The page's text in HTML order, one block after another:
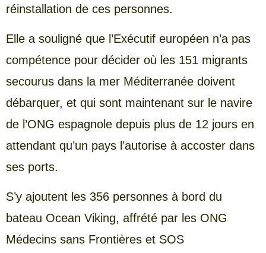
réinstallation de ces personnes.
Elle a souligné que l’Exécutif européen n’a pas
compétence pour décider où les 151 migrants
secourus dans la mer Méditerranée doivent
débarquer, et qui sont maintenant sur le navire
de l’ONG espagnole depuis plus de 12 jours en
attendant qu’un pays l’autorise à accoster dans
ses ports.
S’y ajoutent les 356 personnes à bord du
bateau Ocean Viking, affrété par les ONG
Médecins sans Frontières et SOS